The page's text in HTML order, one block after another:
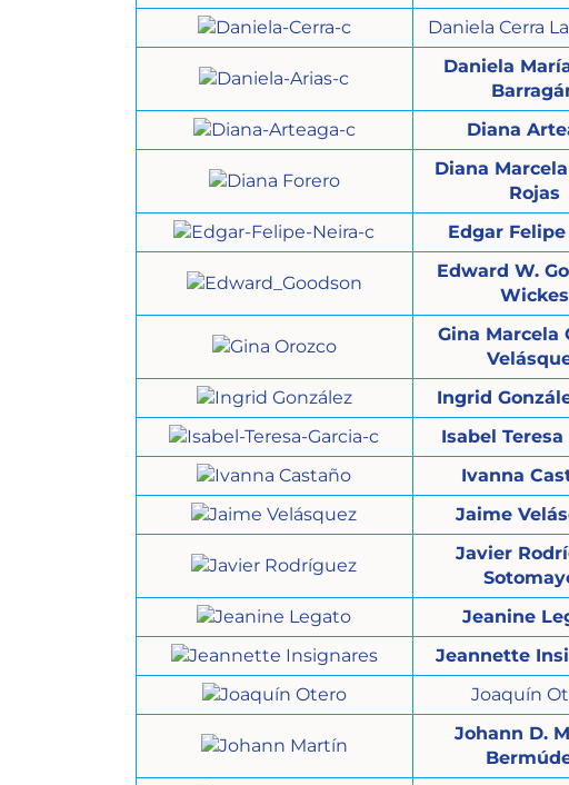
Daniela Cerra
Daniela
Diana
Diana
Rojas
Edgar
Edward W.
Wickes
Gina Marcela
Ingrid
Isabel Teresa
Ivanna
Jaime
Javier
Jeanine
Jeannette
Joaquín
Johann D.